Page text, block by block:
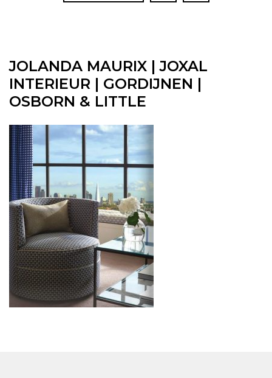
JOLANDA MAURIX | JOXAL
INTERIEUR | GORDIJNEN |
OSBORN & LITTLE